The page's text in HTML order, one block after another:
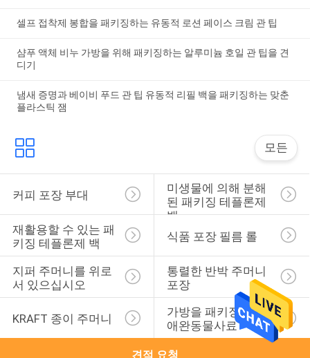
셀프 접착제 봉합을 패키징하는 유동적 로션 페이스 크림 관 팁
샴푸 액체 비누 가방을 위해 패키징하는 알루미늄 호일 관 팁을 견
디기
냄새 증명과 베이비 푸드 관 팁 유동적 리필 백을 패키징하는 맞춘
플라스틱 잼
모든
커피 포장 부대
미생물에 의해 분해
된 패키징 테플론제
백
재활용할 수 있는 패
키징 테플론제 백
식품 포장 필름 롤
지퍼 주머니를 위로
서 있으십시오
통렬한 반박 주머니
포장
KRAFT 종이 주머니
가방을 패키징하는
애완동물사료
견적 요청